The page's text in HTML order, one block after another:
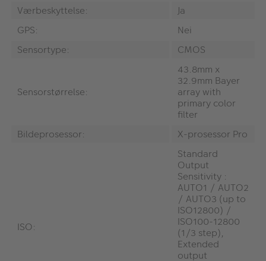
Værbeskyttelse:
Ja
GPS:
Nei
Sensortype:
CMOS
Sensorstørrelse:
43.8mm x
32.9mm Bayer
array with
primary color
filter
Bildeprosessor:
X-prosessor Pro
ISO:
Standard
Output
Sensitivity :
AUTO1 / AUTO2
/ AUTO3 (up to
ISO12800) /
ISO100-12800
(1/3 step),
Extended
output